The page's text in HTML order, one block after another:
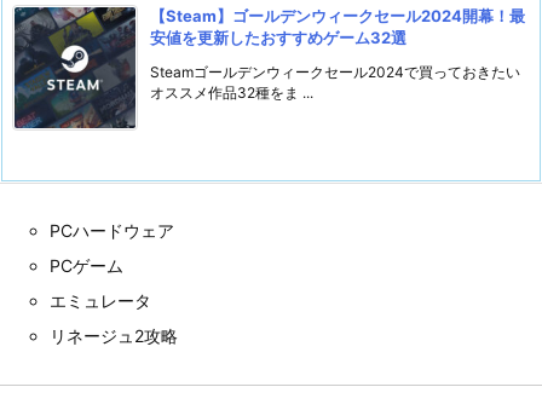
【Steam】ゴールデンウィークセール2024開幕！最
安値を更新したおすすめゲーム32選
Steamゴールデンウィークセール2024で買っておきたい
オススメ作品32種をま ...
PCハードウェア
PCゲーム
エミュレータ
リネージュ2攻略